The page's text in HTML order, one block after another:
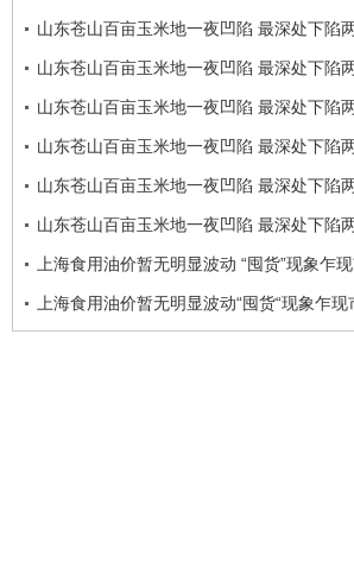
山东苍山百亩玉米地一夜凹陷 最深处下陷
山东苍山百亩玉米地一夜凹陷 最深处下陷
山东苍山百亩玉米地一夜凹陷 最深处下陷
山东苍山百亩玉米地一夜凹陷 最深处下陷
山东苍山百亩玉米地一夜凹陷 最深处下陷
山东苍山百亩玉米地一夜凹陷 最深处下陷
上海食用油价暂无明显波动 “囤货”现象乍
上海食用油价暂无明显波动“囤货“现象乍现